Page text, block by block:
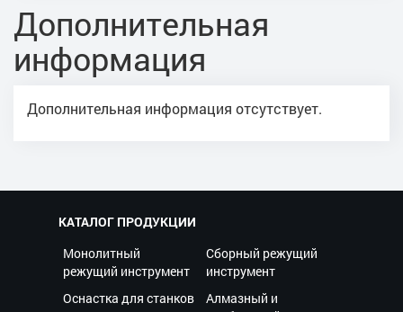
Дополнительная
информация
Дополнительная информация отсутствует.
КАТАЛОГ ПРОДУКЦИИ
Монолитный
режущий инструмент
Сборный режущий
инструмент
Оснастка для станков
Алмазный и